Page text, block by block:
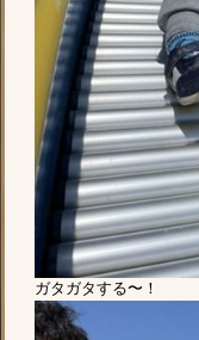
ガタガタする〜！